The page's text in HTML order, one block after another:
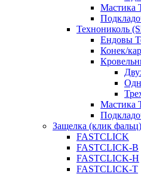
Мастика
Технониколь
Ендовы
Конек/
Мастика
Защелка (клик фальц)
FASTCLICK
FASTCLICK-B
FASTCLICK-H
FASTCLICK-T